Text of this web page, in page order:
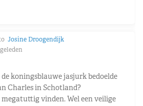
Josine Droogendijk
koningsblauwe jasjurk bedoelde
Charles in Schotland?
vinden. Wel een veilige